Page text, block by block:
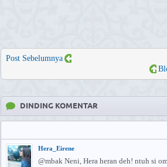
Post Sebelumnya
DINDING KOMENTAR
Hera_Eirene
@mbak Neni, Hera heran deh! ntuh si